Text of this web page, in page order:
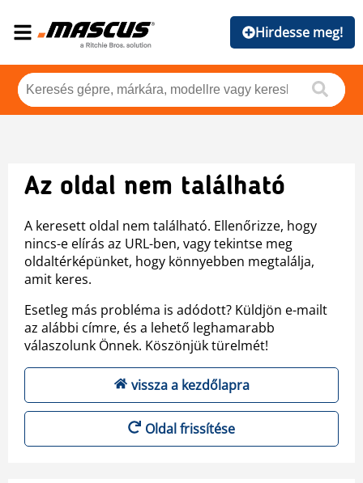
Hirdesse meg!
Az oldal nem található
A keresett oldal nem található. Ellenőrizze, hogy
nincs-e elírás az URL-ben, vagy tekintse meg
oldaltérképünket, hogy könnyebben megtalálja,
amit keres.
Esetleg más probléma is adódott? Küldjön e-mailt
az alábbi címre, és a lehető leghamarabb
válaszolunk Önnek. Köszönjük türelmét!
vissza a kezdőlapra
Oldal frissítése